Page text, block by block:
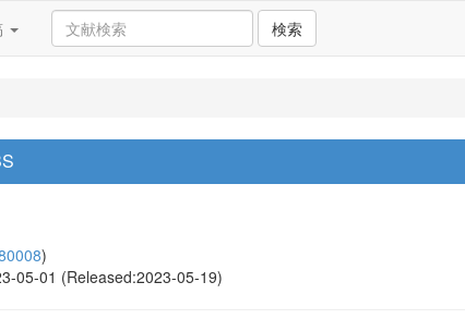
検索
)
05-01 (Released:2023-05-19)